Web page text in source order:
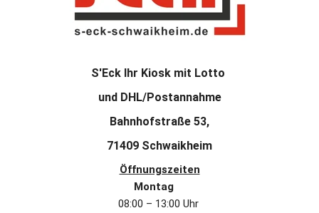
S'Eck Ihr Kiosk mit Lotto
und DHL/Postannahme
Bahnhofstraße 53,
71409 Schwaikheim
Öffnungszeiten
Montag
08:00 – 13:00 Uhr